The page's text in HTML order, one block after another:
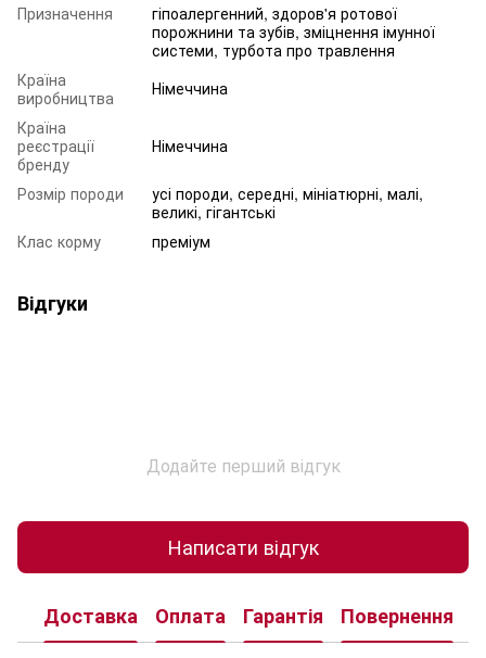
Призначення
гіпоалергенний, здоров'я ротової
порожнини та зубів, зміцнення імунної
системи, турбота про травлення
Країна
виробництва
Німеччина
Країна
реєстрації
бренду
Німеччина
Розмір породи
усі породи, середні, мініатюрні, малі,
великі, гігантські
Клас корму
преміум
Відгуки
Додайте перший відгук
Написати відгук
Доставка Оплата Гарантія Повернення